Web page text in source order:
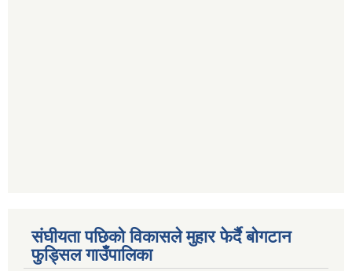
संघीयता पछिको विकासले मुहार फेर्दै बोगटान
फुड्सिल गाउँपालिका